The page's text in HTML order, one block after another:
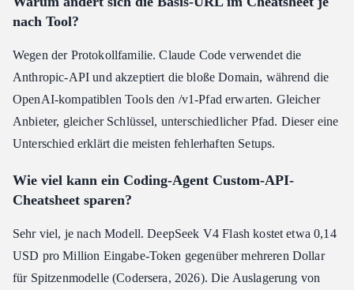
nach Tool?
Wegen der Protokollfamilie. Claude Code verwendet die
Anthropic-API und akzeptiert die bloße Domain, während die
OpenAI-kompatiblen Tools den /v1-Pfad erwarten. Gleicher
Anbieter, gleicher Schlüssel, unterschiedlicher Pfad. Dieser eine
Unterschied erklärt die meisten fehlerhaften Setups.
Wie viel kann ein Coding-Agent Custom-API-
Cheatsheet sparen?
Sehr viel, je nach Modell. DeepSeek V4 Flash kostet etwa 0,14
USD pro Million Eingabe-Token gegenüber mehreren Dollar
für Spitzenmodelle (Codersera, 2026). Die Auslagerung von